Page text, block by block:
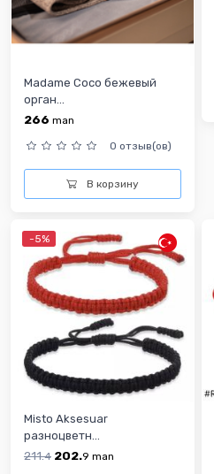
Madame Coco бежевый
орган...
266 man
0 отзыв(ов)
В корзину
-5%
Misto Aksesuar
разноцветн...
211.4 202.9 man